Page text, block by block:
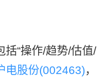
括“操作/趋势/估值/
电股份(002463)，